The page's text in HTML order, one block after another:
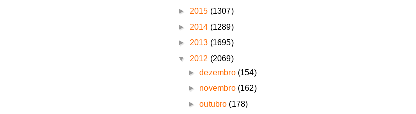
► 2015 (1307)
► 2014 (1289)
► 2013 (1695)
▼ 2012 (2069)
►dezembro (154)
► novembro (162)
►outubro (178)